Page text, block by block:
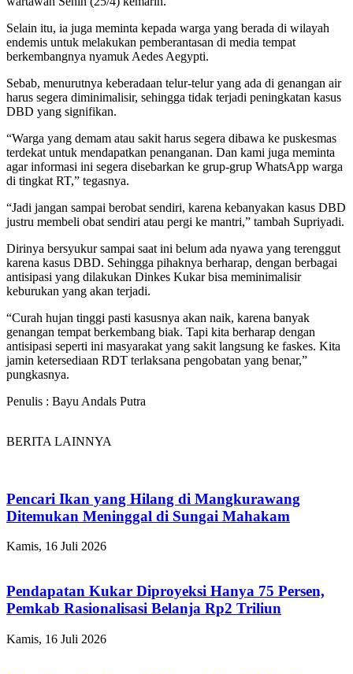
Selain itu, ia juga meminta kepada warga yang berada di wilayah
endemis untuk melakukan pemberantasan di media tempat
berkembangnya nyamuk Aedes Aegypti.
Sebab, menurutnya keberadaan telur-telur yang ada di genangan air
harus segera diminimalisir, sehingga tidak terjadi peningkatan kasus
DBD yang signifikan.
“Warga yang demam atau sakit harus segera dibawa ke puskesmas
terdekat untuk mendapatkan penanganan. Dan kami juga meminta
agar informasi ini segera disebarkan ke grup-grup WhatsApp warga
di tingkat RT,” tegasnya.
“Jadi jangan sampai berobat sendiri, karena kebanyakan kasus DBD
justru membeli obat sendiri atau pergi ke mantri,” tambah Supriyadi.
Dirinya bersyukur sampai saat ini belum ada nyawa yang terenggut
karena kasus DBD. Sehingga pihaknya berharap, dengan berbagai
antisipasi yang dilakukan Dinkes Kukar bisa meminimalisir
keburukan yang akan terjadi.
“Curah hujan tinggi pasti kasusnya akan naik, karena banyak
genangan tempat berkembang biak. Tapi kita berharap dengan
antisipasi seperti ini masyarakat yang sakit langsung ke faskes. Kita
jamin ketersediaan RDT terlaksana pengobatan yang benar,”
pungkasnya.
Penulis : Bayu Andals Putra
BERITA LAINNYA
Pencari Ikan yang Hilang di Mangkurawang
Ditemukan Meninggal di Sungai Mahakam
Kamis, 16 Juli 2026
Pendapatan Kukar Diproyeksi Hanya 75 Persen,
Pemkab Rasionalisasi Belanja Rp2 Triliun
Kamis, 16 Juli 2026